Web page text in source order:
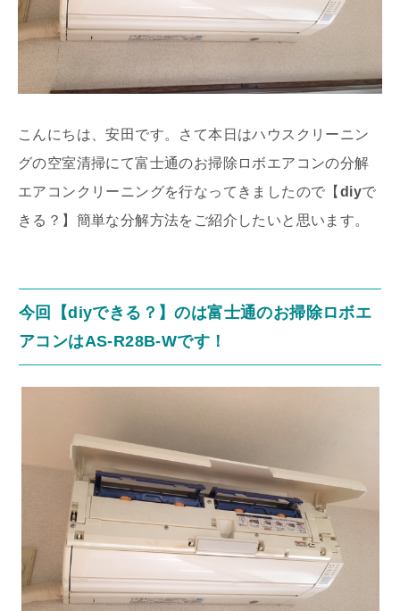
こんにちは、安田です。さて本日はハウスクリーニン
グの空室清掃にて富士通のお掃除ロボエアコンの分解
エアコンクリーニングを行なってきましたので【 diyで
きる？】簡単な分解方法をご紹介したいと思います。
今回【diyできる？】のは富士通のお掃除ロボエ
アコンはAS-R28B-Wです！